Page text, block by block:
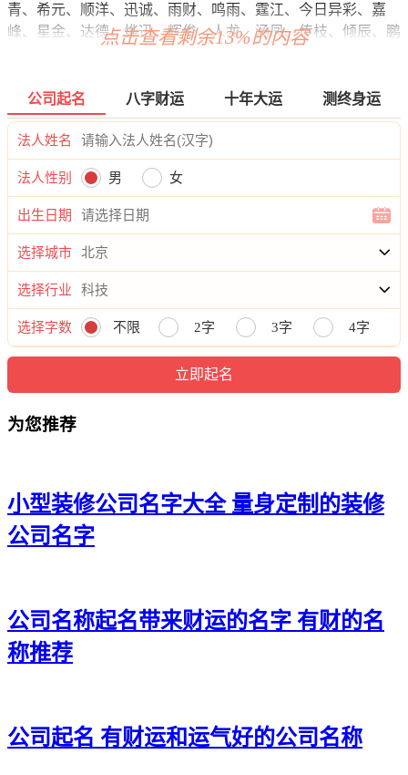
青、希元、顺洋、迅诚、雨财、鸣雨、霆江、今日异彩、嘉
峰、星金、达德、烨迅、辉俊、人龙、涵凤、传枝、倾辰、鹏
海宁、雅辉、森浩、一润、琦帆、蓝光、澜一、林云、仁城、
聚慕、秦誉、星绿、儒兴、壹鸣、园米、韵清琴筝、天亚、奥
凯、鼎梦、林辰、御东、海壹、鸣伊、御园、润森、金润、雨
荣、语萱、裕榕、伟雅、林然、祖裕、瑞叶、皓玄、壹珏、智
鼎、誉意、平雅、成浚、阳彬、一御、誉星、利信、达木、雪
科、草源、源永、凰树、槿乐、海雅、泰珏、半杜、骏楚、丽
点击查看剩余13%的内容
公司起名 八字财运 十年大运 测终身运
法人姓名
法人性别 男 女
出生日期
选择城市
选择行业
选择字数 不限 2字 3字 4字
为您推荐
小型装修公司名字大全 量身定制的装修
公司名字
公司名称起名带来财运的名字 有财的名
称推荐
公司起名 有财运和运气好的公司名称